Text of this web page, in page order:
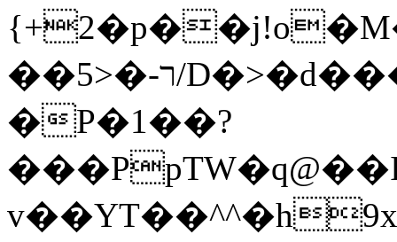
��ר-�<5/D�>�d�����1!u8JP�@TE�
�P�1��?